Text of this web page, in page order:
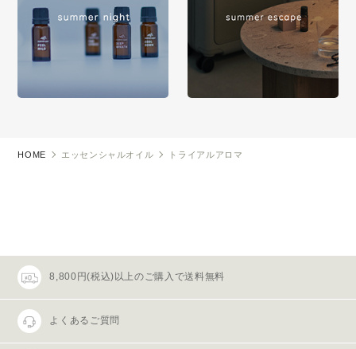
HOME エッセンシャルオイル トライアルアロマ
8,800円(税込)以上のご購入で送料無料
よくあるご質問